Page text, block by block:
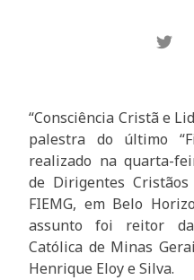
“Consciência Cristã e
palestra do último
realizado na quarta-
de Dirigentes
FIEMG, em Belo
assunto foi reitor da
Católica de Minas
Henrique Eloy e Silva.